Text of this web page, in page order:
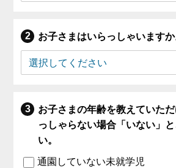
お子さまはいらっしゃいますか
お子さまの年齢を教えていた
っしゃらない場合「いない」
い。
通園していない未就学児